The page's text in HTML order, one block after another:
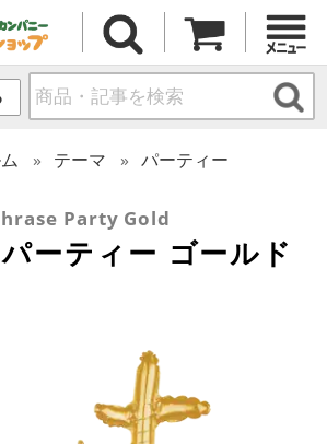
テーマ
パーティー
Party Gold
ーティー ゴールド